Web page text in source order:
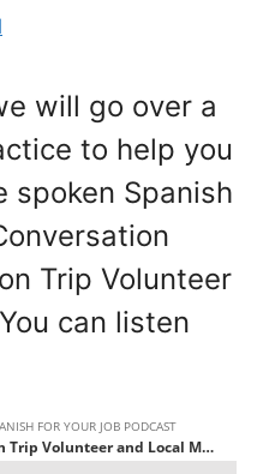
will go over a
to help you
spoken Spanish
Trip Volunteer
can listen